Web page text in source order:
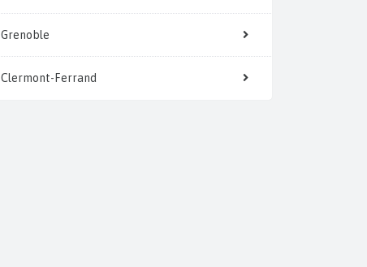
Grenoble
Clermont-Ferrand